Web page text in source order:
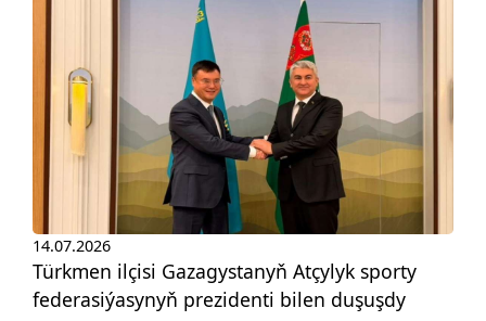
14.07.2026
Türkmen ilçisi Gazagystanyň Atçylyk sporty
federasiýasynyň prezidenti bilen duşuşdy